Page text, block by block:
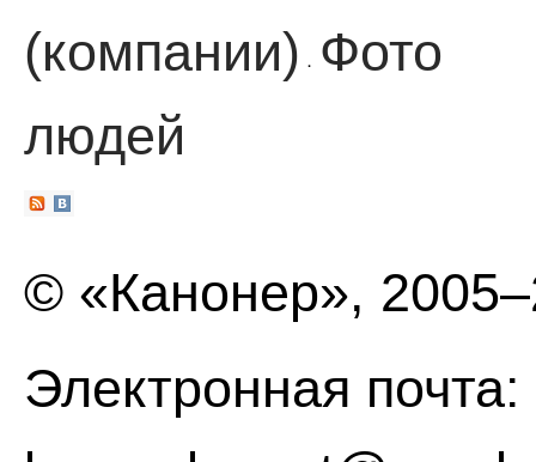
(компании)
·
Фото
людей
© «Канонер»,
Электронная почта: